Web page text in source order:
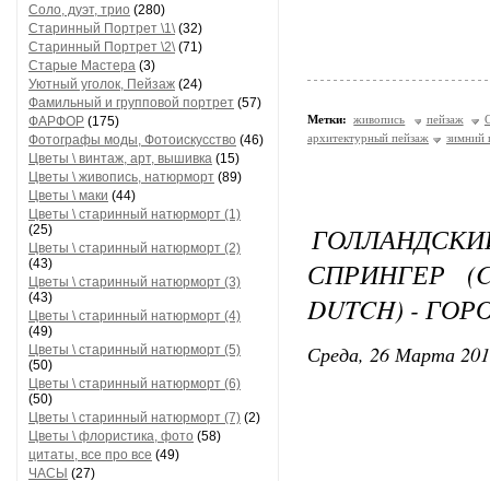
Соло, дуэт, трио (280)
Старинный Портрет \1\(32)
Старинный Портрет \2\(71)
Старые Мастера (3)
Уютный уголок, Пейзаж (24)
Фамильный и групповой портрет (57)
ФАРФОР (175)
Фотографы моды, Фотоискусство (46)
Цветы \ винтаж, арт, вышивка (15)
Цветы \ живопись, натюрморт (89)
Цветы \ маки (44)
Цветы \ старинный натюрморт (1)
(25)
Цветы \ старинный натюрморт (2)
(43)
Цветы \ старинный натюрморт (3)
(43)
Цветы \ старинный натюрморт (4)
(49)
Цветы \ старинный натюрморт (5)
(50)
Цветы \ старинный натюрморт (6)
(50)
Цветы \ старинный натюрморт (7) (2)
Цветы \ флористика, фото (58)
цитаты, все про все (49)
ЧАСЫ (27)
Метки: живопись пейзаж
архитектурный пейзаж
зимний
СПРИНГЕР
DUTCH) -
Среда, 26 Марта